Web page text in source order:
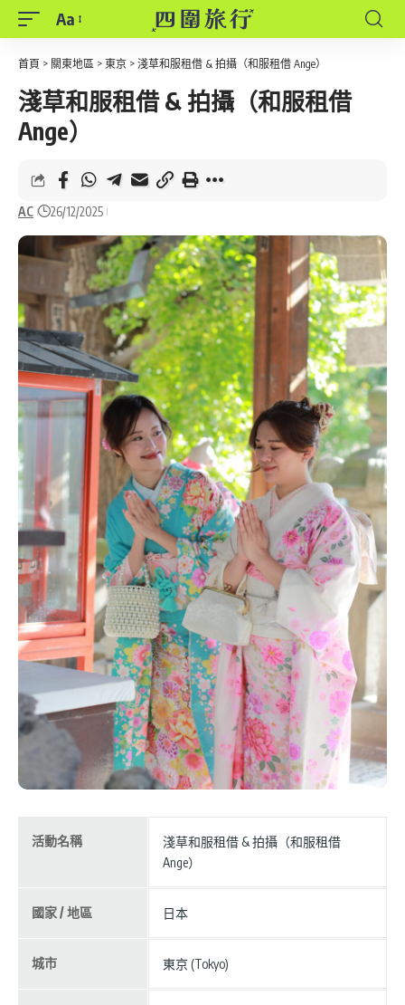
Font
Resizer
Aa
首頁 > 關東地區 > 東京 > 淺草和服租借 & 拍攝（和服租借 Ange）
淺草和服租借 & 拍攝（和服租借
Ange）
AC 26/12/2025
活動名稱
淺草和服租借 & 拍攝（和服租借
Ange）
國家 / 地區 日本
城市 東京 (Tokyo)